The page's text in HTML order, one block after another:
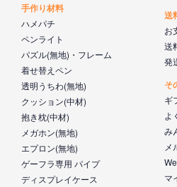
手作り材料
ハメパチ
ペンライト
パズル(無地)・フレーム
着せ替えペン
透明うちわ(無地)
クッション(中材)
抱き枕(中材)
メガホン(無地)
エプロン(無地)
ゲーフラ専用 パイプ
ディスプレイケース
送
お
送
発
そ
ギ
よ
み
メ
マ